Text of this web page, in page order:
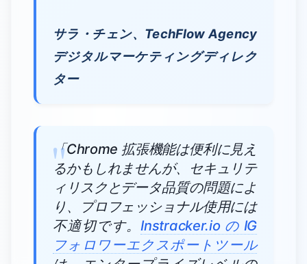
サラ・チェン、TechFlow Agency
デジタルマーケティングディレク
ター
「Chrome 拡張機能は便利に見え
るかもしれませんが、セキュリテ
ィリスクとデータ品質の問題によ
り、プロフェッショナル使用には
不適切です。Instracker.io の IG
フォロワーエクスポートツール